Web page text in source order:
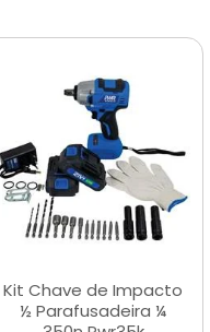
Kit Chave de Impacto
½ Parafusadeira ¼